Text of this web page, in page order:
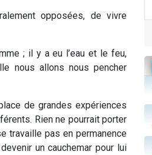
opposées, de vivre
; il y a eu l’eau et le feu,
nous allons nous pencher
de grandes expériences
Rien ne pourrait porter
travaille pas en permanence
un cauchemar pour lui